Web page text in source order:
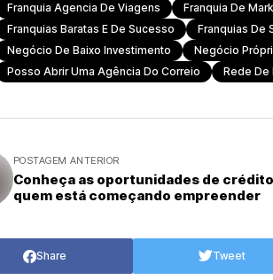
Franquia Agencia De Viagens
Franquia De
Franquias Baratas E De Sucesso
Franquias De
Negócio De Baixo Investimento
Negócio
Posso Abrir Uma Agência Do Correio
Rede De
POSTAGEM ANTERIOR
Conheça as oportunidades de
quem está começando empreender
Share Tweet